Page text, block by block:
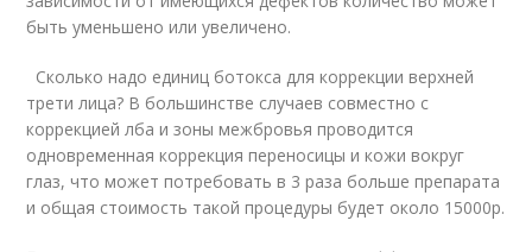
быть уменьшено или увеличено.
Сколько надо единиц ботокса для коррекции верхней
трети лица? В большинстве случаев совместно с
коррекцией лба и зоны межбровья проводится
одновременная коррекция переносицы и кожи вокруг
глаз, что может потребовать в 3 раза больше препарата
и общая стоимость такой процедуры будет около 15000р.